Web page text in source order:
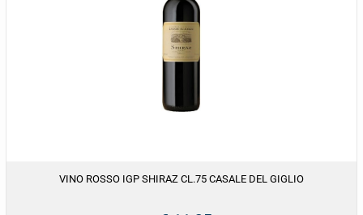
VINO ROSSO IGP SHIRAZ CL.75 CASALE DEL GIGLIO